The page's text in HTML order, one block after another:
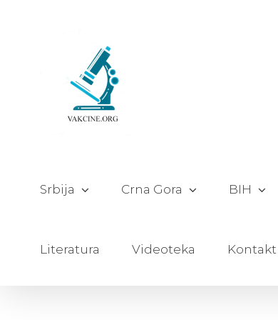
Srbija Crna Gora BIH
Literatura Videoteka Kontakt